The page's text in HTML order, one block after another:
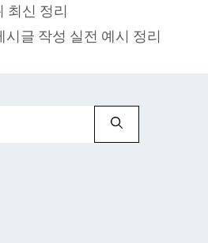
최신 정리
글 작성 실전 예시 정리